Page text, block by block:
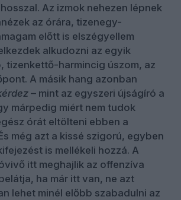
Az izmok nehezen lépnek
az órára, tizenegy-
előtt is elszégyellem
alkudozni az egyik
tizenkettő-harmincig úszom, az
A másik hang azonban
– mint az egyszeri újságíró a
márpedig miért nem tudok
órát eltölteni ebben a
még azt a kissé szigorú, egyben
is mellékeli hozzá. A
itt meghajlik az offenzíva
ha már itt van, ne azt
lehet minél előbb szabadulni az